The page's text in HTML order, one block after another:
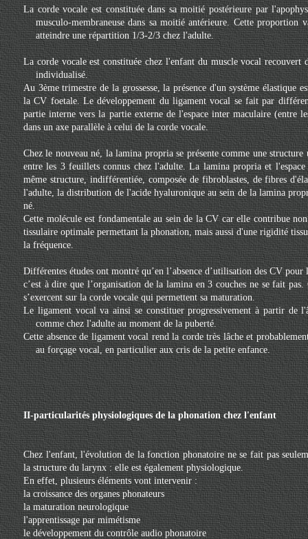
La corde vocale est constituée dans sa moitié postérieure par
musculo-membraneuse dans sa moitié antérieure. Cette proportion
atteindre une répartition 1/3-2/3 chez l'adulte.
La corde vocale est constituée chez l'enfant du muscle vocal recouvert
individualisé.
Au 3ème trimestre de la grossesse, la présence d'un système élastique
la CV foetale. Le développement du ligament vocal se fait par
partie interne vers la partie externe de l'espace inter maculaire (entre
dans un axe parallèle à celui de la corde vocale.
Chez le nouveau né, la lamina propria se présente comme une
entre les 3 feuillets connus chez l'adulte. La lamina propria et
même structure, indifférentiée, composée de fibroblastes, de fibres
l'adulte, la distribution de l'acide hyaluronique au sein de la lamina
né.
Cette molécule est fondamentale au sein de la CV car elle contribue
tissulaire optimale permettant la phonation, mais aussi d'une rigidité
la fréquence.
Différentes études ont montré qu’en l’absence d’utilisation des CV
c’est à dire que l’organisation de la lamina en 3 couches ne se fait
s’exercent sur la corde vocale qui permettent sa maturation.
Le ligament vocal va ainsi se constituer progressivement à partir de
comme chez l'adulte au moment de la puberté.
Cette absence de ligament vocal rend la corde très lâche et
au forçage vocal, en particulier aux cris de la petite enfance.
II-particularités physiologiques de la phonation chez l'enfant
Chez l'enfant, l'évolution de la fonction phonatoire ne se fait pas
la structure du larynx : elle est également physiologique.
En effet, plusieurs éléments vont intervenir :
la croissance des organes phonateurs
la maturation neurologique
l'apprentissage par mimétisme
le développement du contrôle audio phonatoire